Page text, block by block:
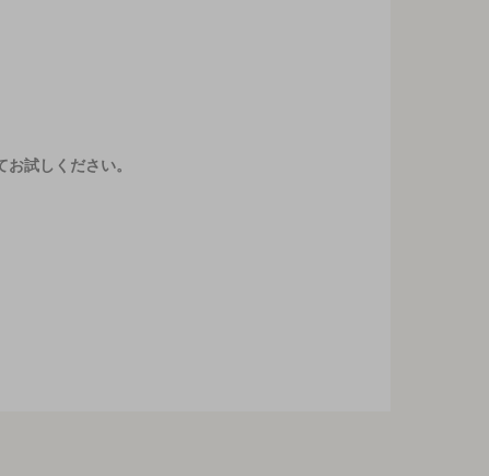
試しください。